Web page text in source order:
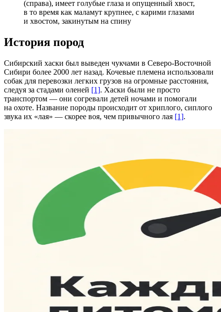
(справа), имеет голубые глаза и опущенный хвост,
в то время как маламут крупнее, с карими глазами
и хвостом, закинутым на спину
История пород
Сибирский хаски был выведен чукчами в Северо-Восточной
Сибири более 2000 лет назад. Кочевые племена использовали
собак для перевозки легких грузов на огромные расстояния,
следуя за стадами оленей [1]. Хаски были не просто
транспортом — они согревали детей ночами и помогали
на охоте. Название породы происходит от хриплого, сиплого
звука их «лая» — скорее воя, чем привычного лая [1].